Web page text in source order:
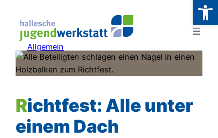
Inhalt
springenAllgemein
Richtfest: Alle unter
einem Dach